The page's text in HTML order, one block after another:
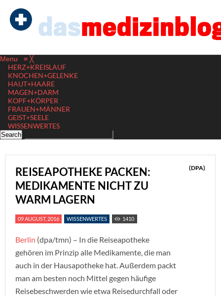
Menu ≡ ╳
HERZ+KREISLAUF
KNOCHEN+GELENKE
HAUT+HAARE
MAGEN+DARM
KOPF+KÖRPER
FRAUEN+MÄNNER
GEIST+SEELE
WISSENWERTES
REISEAPOTHEKE PACKEN:
MEDIKAMENTE NICHT ZU
WARM LAGERN
(DPA)
09 AUGUST, 2016 WISSENWERTES 1410
Berlin (dpa/tmn) – In die Reiseapotheke
gehören im Prinzip alle Medikamente, die man
auch in der Hausapotheke hat. Außerdem packt
man am besten noch Mittel gegen häufige
Reisebeschwerden wie etwa Reisedurchfall oder